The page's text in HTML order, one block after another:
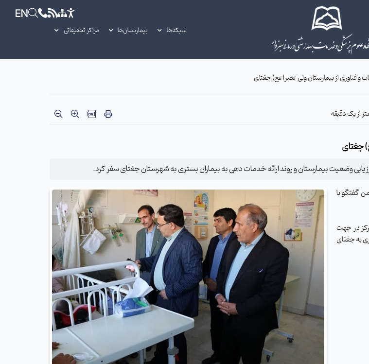
EN
شبکه‌ها بیمارستان‌ها مراکز تحقیقاتی
و فناوری از بیمارستان ولی عصر(عج) جغتای
از یک دقیقه
جغتای
وضعیت بیمارستان و روند ارائه خدمات دهی به بیماران بستری به شهرستان جغتای سفر کرد.
گفتگو با
در جهت
به جغتای